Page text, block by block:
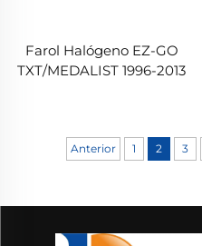
Farol Halógeno EZ-GO
TXT/MEDALIST 1996-2013
Anterior 1 2 3